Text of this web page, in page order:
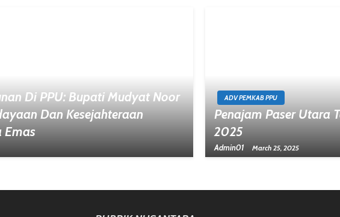
Di PPU: Bupati Mudyat Noor
Dan Kesejahteraan
Emas
ADV PEMKAB PPU
Penajam Paser Utara
2025
Admin01 March 25, 2025